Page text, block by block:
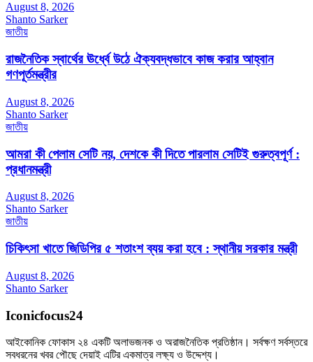
August 8, 2026
Shanto Sarker
জাতীয়
রাজনৈতিক স্বার্থের ঊর্ধ্বে উঠে ঐক্যবদ্ধভাবে কাজ করার আহ্বান
গণপূর্তমন্ত্রীর
August 8, 2026
Shanto Sarker
জাতীয়
আমরা কী পেলাম সেটি নয়, দেশকে কী দিতে পারলাম সেটিই গুরুত্বপূর্ণ :
প্রধানমন্ত্রী
August 8, 2026
Shanto Sarker
জাতীয়
চিকিৎসা খাতে জিডিপির ৫ শতাংশ ব্যয় করা হবে : স্থানীয় সরকার মন্ত্রী
August 8, 2026
Shanto Sarker
Iconicfocus24
আইকোনিক ফোকাস ২৪ একটি অলাভজনক ও অরাজনৈতিক প্রতিষ্ঠান। সর্বক্ষণ সর্বস্তরে
সবধরনের খবর পৌছে দেয়াই এটির একমাত্র লক্ষ্য ও উদ্দেশ্য।